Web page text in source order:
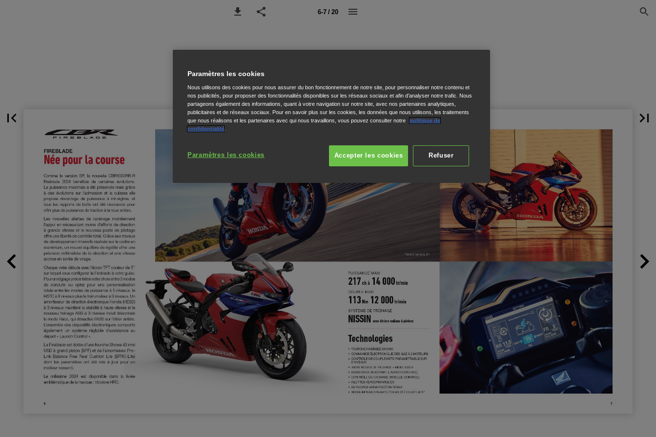
6-7 / 20
Paramètres les cookies
Nous utilisons des cookies pour nous assurer du bon fonctionnement de notre site, pour personnaliser notre contenu et
nos publicités, pour proposer des fonctionnalités disponibles sur les réseaux sociaux et afin d’analyser notre trafic. Nous
partageons également des informations, quant à votre navigation sur notre site, avec nos partenaires analytiques,
publicitaires et de réseaux sociaux. Pour en savoir plus sur les cookies, les données que nous utilisons, les traitements
que nous réalisons et les partenaires avec qui nous travaillons, vous pouvez consulter notre
politique de
confidentialité
Refuser
Accepter les cookies
Paramètres les cookies